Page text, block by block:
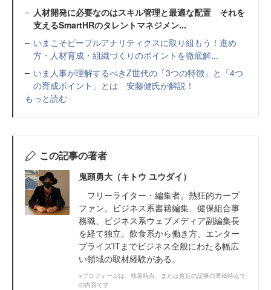
人材開発に必要なのはスキル管理と最適な配置 それを
支えるSmartHRのタレントマネジメン...
いまこそピープルアナリティクスに取り組もう！進め
方・人材育成・組織づくりのポイントを徹底解...
いま人事が理解するべきZ世代の「3つの特徴」と「4つ
の育成ポイント」とは 安藤健氏が解説！
もっと読む
この記事の著者
鬼頭勇大（キトウ ユウダイ）
フリーライター・編集者。熱狂的カープ
ファン。ビジネス系書籍編集、健保組合事
務職、ビジネス系ウェブメディア副編集長
を経て独立。飲食系から働き方、エンター
プライズITまでビジネス全般にわたる幅広
い領域の取材経験がある。
※プロフィールは、執筆時点、または直近の記事の寄稿時点で
の内容です